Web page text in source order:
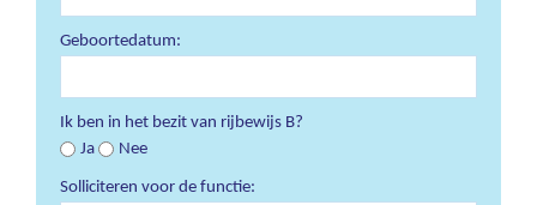
Geboortedatum:
Ik ben in het bezit van rijbewijs B?
Ja
Nee
Solliciteren voor de functie: